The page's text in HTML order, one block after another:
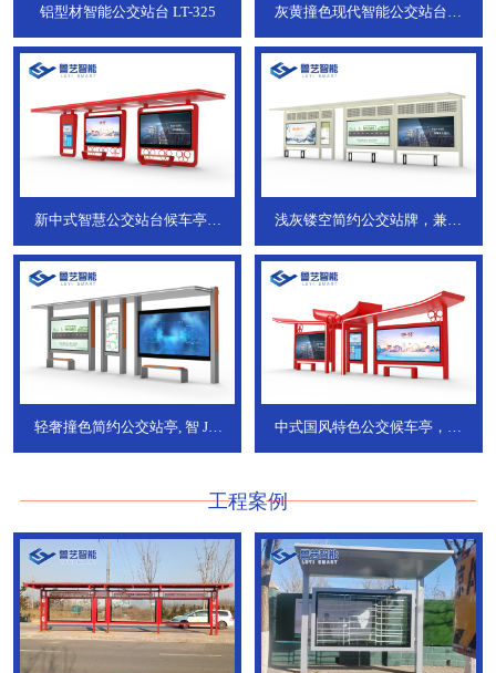
铝型材智能公交站台 LT-325
灰黄撞色现代智能公交站台，
新中式智慧公交站台候车亭，
浅灰镂空简约公交站牌，兼具
轻奢撞色简约公交站亭, 智 JT-
中式国风特色公交候车亭，承
工程案例